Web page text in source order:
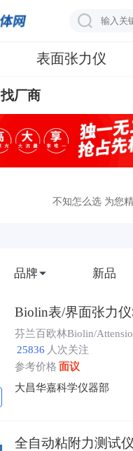
表面张力仪
找厂商
不知怎么选 为您
品牌 新品
Biolin表/界面张力仪
芬兰百欧林Biolin/
25836 人次关注
参考价格 面议
大昌华嘉科学仪器部
全自动粘附力测试仪